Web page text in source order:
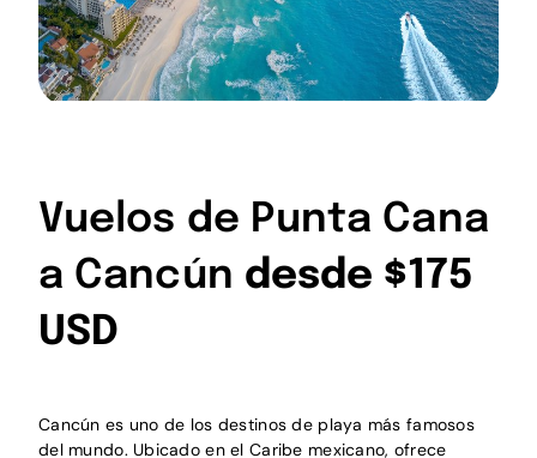
Vuelos de Punta Cana
a Cancún desde $175
USD
Cancún es uno de los destinos de playa más famosos
del mundo. Ubicado en el Caribe mexicano, ofrece